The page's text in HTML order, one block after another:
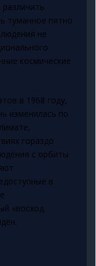
туманное пятно
не
космические
в 1968 году,
изменилась по
гораздо
с орбиты
в
«восход